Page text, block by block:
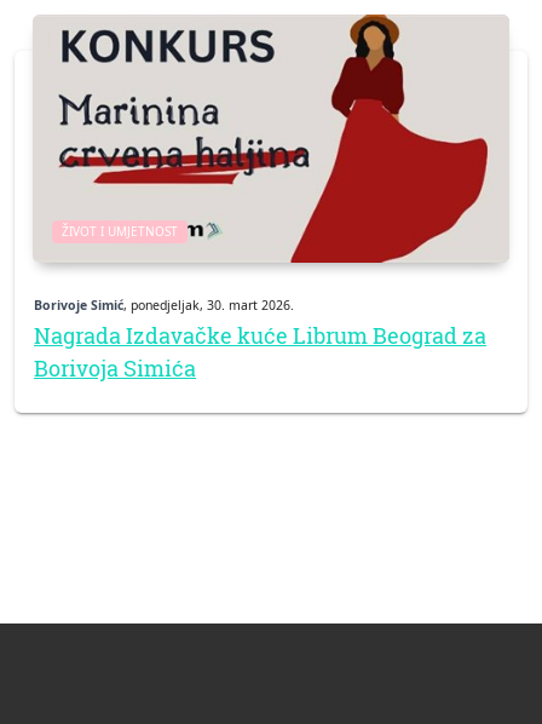
ŽIVOT I UMJETNOST
Borivoje Simić, ponedjeljak, 30. mart 2026.
Nagrada Izdavačke kuće Librum Beograd za
Borivoja Simića